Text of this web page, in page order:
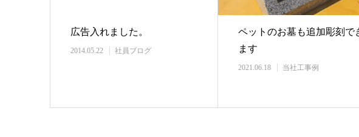
広告入れました。
2014.05.22 社員ブログ
ペットのお墓も追加彫刻で
ます
2021.06.18 当社工事例